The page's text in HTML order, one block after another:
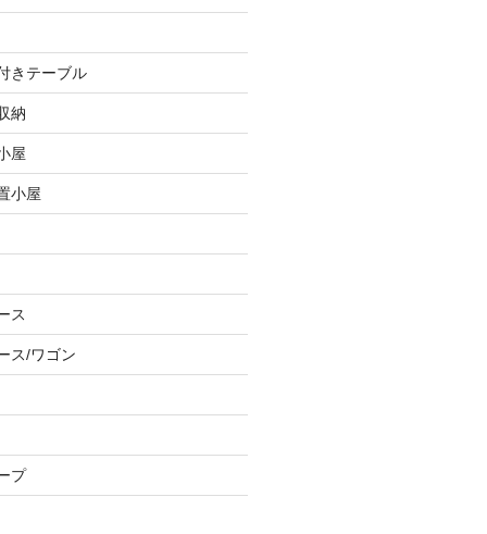
きテーブル
納
屋
小屋
ス
ス/ワゴン
プ